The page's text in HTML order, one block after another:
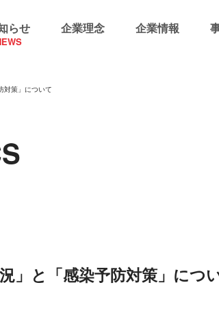
らせ 企業理念 企業情報
対策」について
」と「感染予防対策」につ